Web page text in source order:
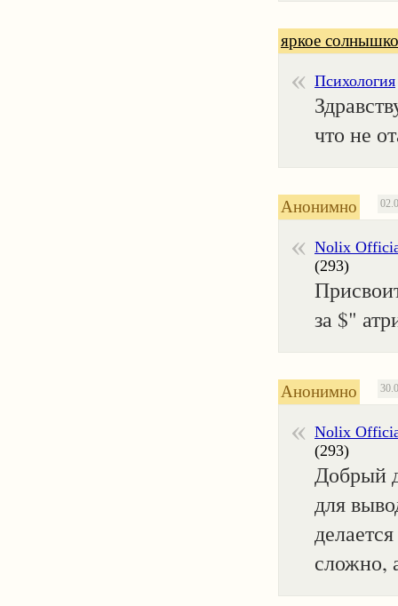
яркое
Психология
что не
Анонимно
Nolix
(293)
за $"
Анонимно
Nolix
(293)
Добрый
для
сложно,